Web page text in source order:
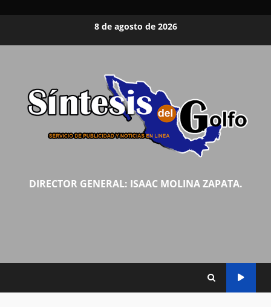
8 de agosto de 2026
DIRECTOR GENERAL: ISAAC MOLINA ZAPATA.